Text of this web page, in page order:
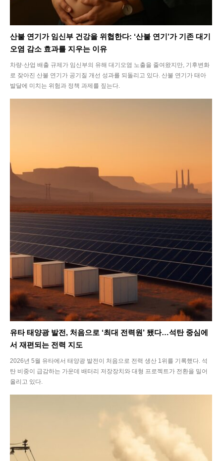
산불 연기가 임신부 건강을 위협한다: ‘산불 연기’가 기존 대기
오염 감소 효과를 지우는 이유
차량·산업 배출 규제가 임신부의 유해 대기오염 노출을 줄여왔지만, 기후변화
로 잦아진 산불 연기가 공기질 개선 성과를 되돌리고 있다. 산불 연기가 태아
발달에 미치는 위험과 정책 과제를 짚는다.
유타 태양광 발전, 처음으로 ‘최대 전력원’ 됐다…석탄 중심에
서 재편되는 전력 지도
2026년 5월 유타에서 태양광 발전이 처음으로 전력 생산 1위를 기록했다. 석
탄 비중이 급감하는 가운데 배터리 저장장치와 대형 프로젝트가 전환을 밀어
올리고 있다.